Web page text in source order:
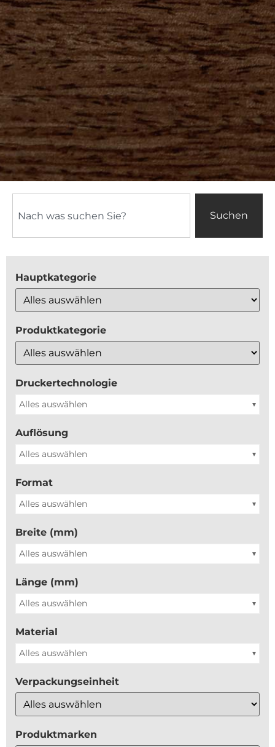
Suchen
Hauptkategorie
Produktkategorie
Druckertechnologie
Alles auswählen
Auflösung
Alles auswählen
Format
Alles auswählen
Breite (mm)
Alles auswählen
Länge (mm)
Alles auswählen
Material
Alles auswählen
Verpackungseinheit
Produktmarken